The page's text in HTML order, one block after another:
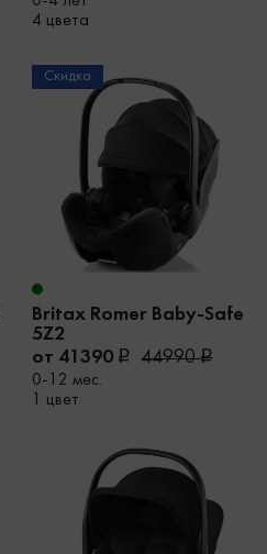
4 цвета
Britax Romer Baby-Safe
5Z2
от 41390
44990
0-12 мес.
1 цвет
Скидка